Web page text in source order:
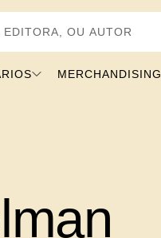
MERCHANDISING